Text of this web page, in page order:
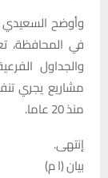
وأوضح
في المحافظة،
والجداول
مشاريع يجري
منذ 20 عاما.
إنتهى.
بيان (ا م)